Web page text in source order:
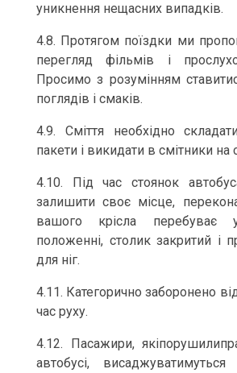
уникнення нещасних випадків.
4.8. Протягом поїздки ми
перегляд фільмів і
Просимо з розумінням
поглядів і смаків.
4.9. Сміття необхідно
пакети і викидати в смітники на
4.10. Під час стоянок
залишити своє місце,
вашого крісла перебуває
положенні, столик закритий і
для ніг.
4.11. Категорично заборонено
час руху.
4.12. Пасажири,
автобусі,